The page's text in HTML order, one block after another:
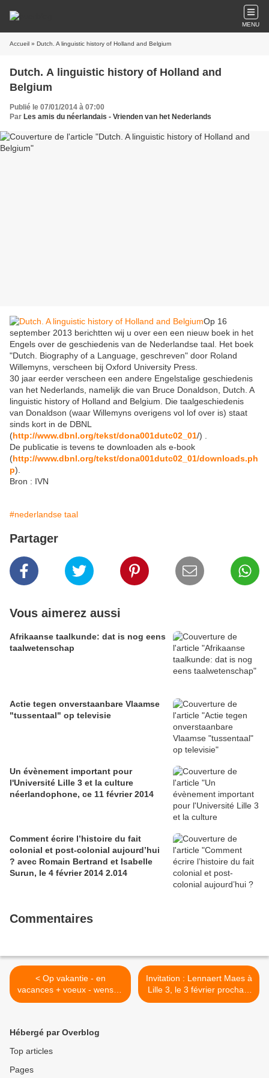
MENU
Accueil » Dutch. A linguistic history of Holland and Belgium
Dutch. A linguistic history of Holland and
Belgium
Publié le 07/01/2014 à 07:00
Par Les amis du néerlandais - Vrienden van het Nederlands
Op 16
september 2013 berichtten wij u over een een nieuw boek in het
Engels over de geschiedenis van de Nederlandse taal. Het boek
"Dutch. Biography of a Language, geschreven" door Roland
Willemyns, verscheen bij Oxford University Press.
30 jaar eerder verscheen een andere Engelstalige geschiedenis
van het Nederlands, namelijk die van Bruce Donaldson, Dutch. A
linguistic history of Holland and Belgium. Die taalgeschiedenis
van Donaldson (waar Willemyns overigens vol lof over is) staat
sinds kort in de DBNL
(http://www.dbnl.org/tekst/dona001dutc02_01/) .
De publicatie is tevens te downloaden als e-book
(http://www.dbnl.org/tekst/dona001dutc02_01/downloads.ph
p).
Bron : IVN
#nederlandse taal
Partager
Vous aimerez aussi
Afrikaanse taalkunde: dat is nog eens
taalwetenschap
Actie tegen onverstaanbare Vlaamse
"tussentaal" op televisie
Un évènement important pour
l'Université Lille 3 et la culture
néerlandophone, ce 11 février 2014
Comment écrire l’histoire du fait
colonial et post-colonial aujourd’hui
? avec Romain Bertrand et Isabelle
Surun, le 4 février 2014 2.014
Commentaires
< Op vakantie - en
vacances + voeux - wensen
2014
Invitation : Lennaert Maes à
Lille 3, le 3 février prochain
>
Hébergé par Overblog
Top articles
Pages